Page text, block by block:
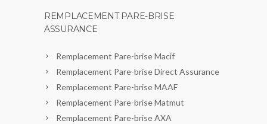
REMPLACEMENT PARE-BRISE
ASSURANCE
Remplacement Pare-brise Macif
Remplacement Pare-brise Direct Assurance
Remplacement Pare-brise MAAF
Remplacement Pare-brise Matmut
Remplacement Pare-brise AXA